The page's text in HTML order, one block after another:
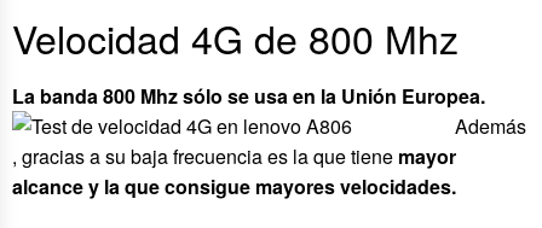
Velocidad 4G de 800 Mhz
La banda 800 Mhz sólo se usa en la Unión Europea.
Además
, gracias a su baja frecuencia es la que tiene mayor
alcance y la que consigue mayores velocidades.